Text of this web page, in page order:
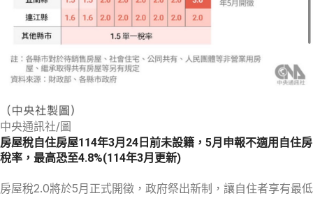
中央通訊社/圖
房屋稅自住房屋114年3月24日前未設籍，5月申報不適用自住房
稅率，最高恐至4.8%(114年3月更新)
房屋稅2.0將於5月正式開徵，政府祭出新制，讓自住者享有最低